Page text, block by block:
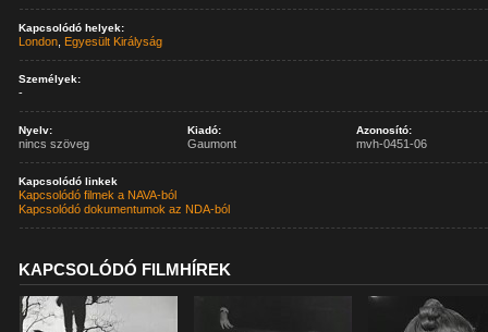
Kapcsolódó helyek:
London Egyesült Királyság
Személyek:
-
Nyelv:
nincs szöveg
Kiadó:
Gaumont
Azonosító:
mvh-0451-06
Kapcsolódó linkek
Kapcsolódó filmek a NAVA-ból
Kapcsolódó dokumentumok az NDA-ból
KAPCSOLÓDÓ FILMHÍREK